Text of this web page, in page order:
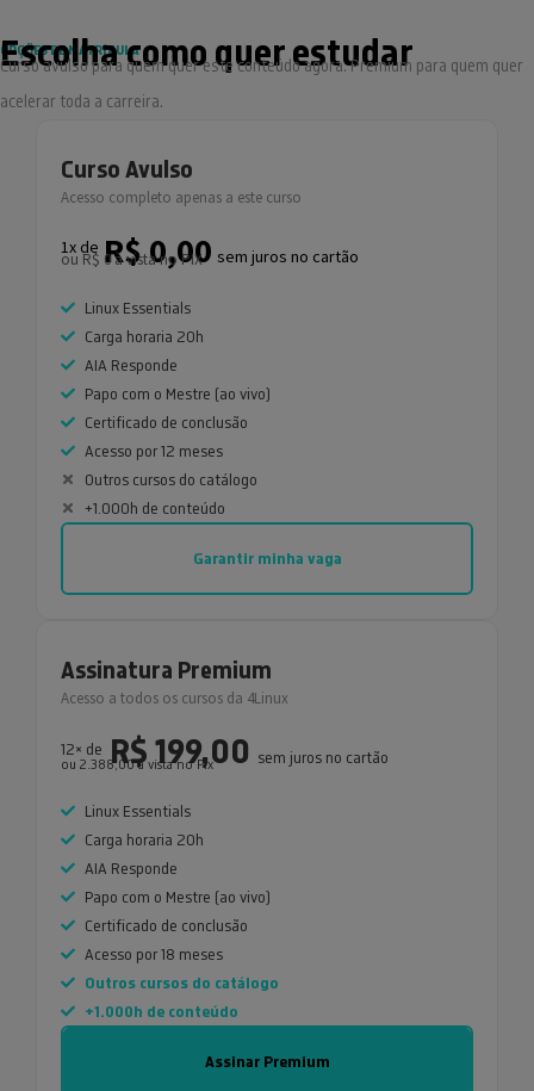
OPÇÕES DE MATRÍCULA
Escolha como quer estudar
Curso avulso para quem quer este conteúdo agora. Premium para quem quer
acelerar toda a carreira.
Curso Avulso
Acesso completo apenas a este curso
1x de R$ 0,00 sem juros no cartão
ou R$ 0 à vista no PIX
Linux Essentials
Carga horaria 20h
AIA Responde
Papo com o Mestre (ao vivo)
Certificado de conclusão
Acesso por 12 meses
Outros cursos do catálogo
+1.000h de conteúdo
Garantir minha vaga
Assinatura Premium
Acesso a todos os cursos da 4Linux
12× deR$ 199,00 sem juros no cartão
ou 2.388,00 a vista no Pix
Linux Essentials
Carga horaria 20h
AIA Responde
Papo com o Mestre (ao vivo)
Certificado de conclusão
Acesso por 18 meses
Outros cursos do catálogo
+1.000h de conteúdo
Assinar Premium